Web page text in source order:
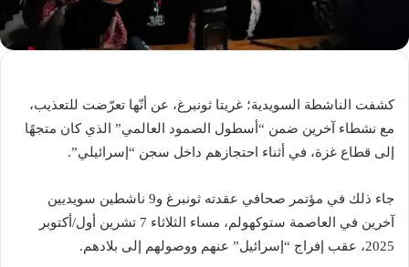
كشفت الناشطة السويدية؛ غريتا ثونبرغ، عن أنّها تعرّضت للتعذيب،
مع نشطاء آخرين ضمن “أسطول الصمود العالمي” الذي كان متجهًا
إلى قطاع غزة، في أثناء احتجازهم داخل سجن “إسرائيلي”.
جاء ذلك في مؤتمر صحافي عقدته ثونبرغ و9 ناشطين سويديين
آخرين في العاصمة ستوكهولم، مساء الثلاثاء 7 تشرين أول/أكتوبر
2025، عقب إفراج “إسرائيل” عنهم ووصولهم إلى بلادهم.